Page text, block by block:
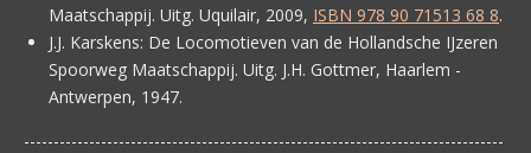
Maatschappij. Uitg. Uquilair, 2009, ISBN 978 90 71513 68 8.
J.J. Karskens: De Locomotieven van de Hollandsche IJzeren
Spoorweg Maatschappij. Uitg. J.H. Gottmer, Haarlem -
Antwerpen, 1947.
---------------------------------------------------------------------------------